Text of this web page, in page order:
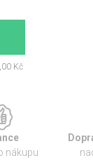
Kč
nákupu